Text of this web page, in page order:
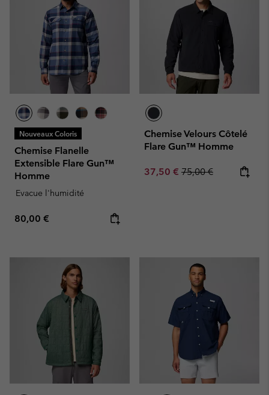
Nouveaux Coloris
Chemise Flanelle
Extensible Flare Gun™
Homme
Evacue l'humidité
Regular price:
80,00 €
Chemise Velours Côtelé
Flare Gun™ Homme
Sale price:
37,50 € Regular price:
75,00 €